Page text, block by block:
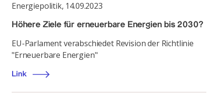
Energiepolitik, 14.09.2023
Höhere Ziele für erneuerbare Energien bis 2030?
EU-Parlament verabschiedet Revision der Richtlinie
"Erneuerbare Energien"
Link